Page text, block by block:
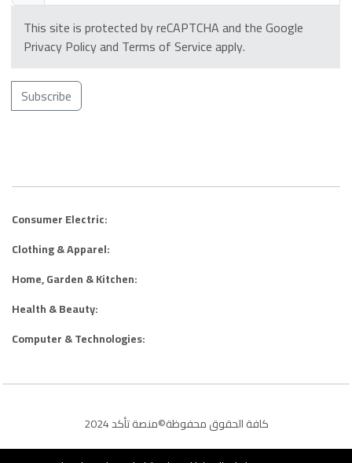
This site is protected by reCAPTCHA and the Google
Privacy Policyand Terms of Serviceapply.
Subscribe
Consumer Electric:
Clothing & Apparel:
Home, Garden & Kitchen:
Health & Beauty:
Computer & Technologies:
كافة الحقوق محفوظة©منصة تأكد 2024